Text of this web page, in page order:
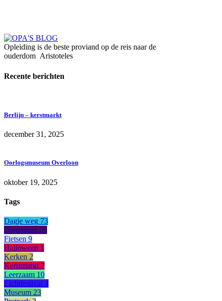
Opleiding is de beste proviand op de reis naar de
ouderdom Aristoteles
Recente berichten
Berlijn – kerstmarkt
december 31, 2025
Oorlogsmuseum Overloon
oktober 19, 2025
Tags
Dagje weg 73
Dierentuin 29
Fietsen 9
Halloween 1
Kerken 2
Kerstmarkt 7
Leerzaam 10
Lichtfestival 4
Museum 23